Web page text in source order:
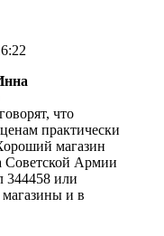
что
практически
магазин
Советской Армии
344458 или
и в